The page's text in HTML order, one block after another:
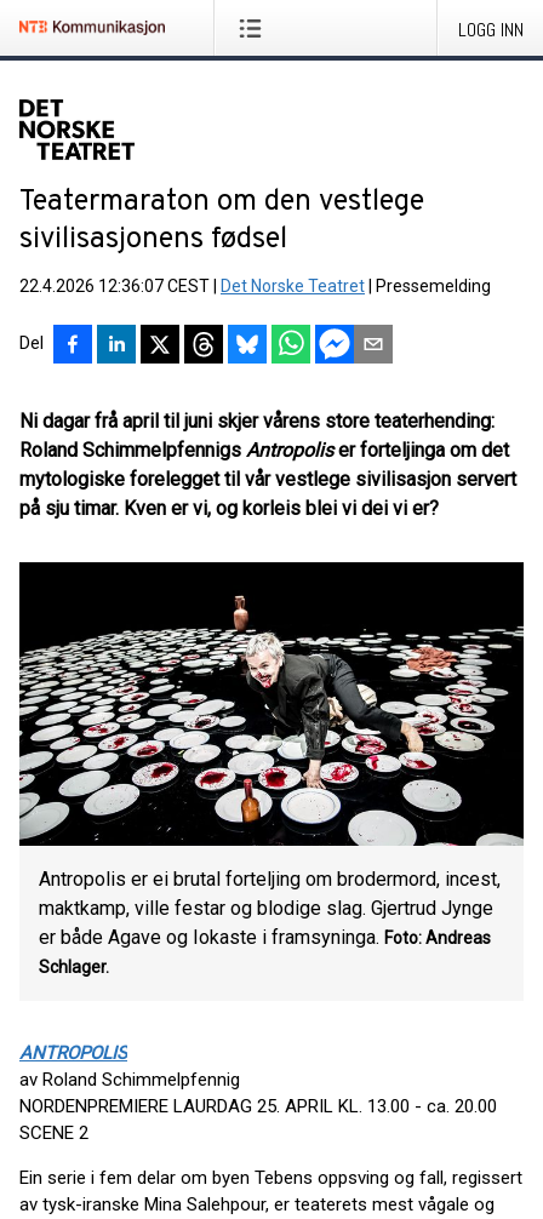
LOGG INN
Teatermaraton om den vestlege
sivilisasjonens fødsel
22.4.2026 12:36:07 CEST Det Norske Teatret Pressemelding
Del
Ni dagar frå april til juni skjer vårens store teaterhending:
Roland Schimmelpfennigs Antropoliser forteljinga om det
mytologiske forelegget til vår vestlege sivilisasjon servert
på sju timar. Kven er vi, og korleis blei vi dei vi er?
Antropolis er ei brutal forteljing om brodermord, incest,
maktkamp, ville festar og blodige slag. Gjertrud Jynge
er både Agave og Iokaste i framsyninga. Foto: Andreas
Schlager.
ANTROPOLIS
av Roland Schimmelpfennig
NORDENPREMIERE LAURDAG 25. APRIL KL. 13.00 - ca. 20.00
SCENE 2
Ein serie i fem delar om byen Tebens oppsving og fall, regissert
av tysk-iranske Mina Salehpour, er teaterets mest vågale og